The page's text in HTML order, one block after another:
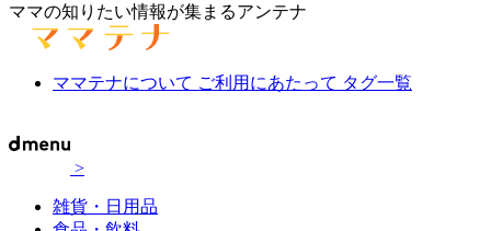
ママの知りたい情報が集まるアンテナ
ママテナについて ご利用にあたって タグ一覧
>
雑貨・日用品